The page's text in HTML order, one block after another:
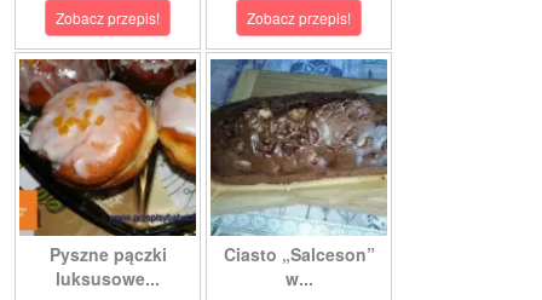
Zobacz przepis! Zobacz przepis!
Pyszne pączki
luksusowe...
Ciasto „Salceson”
w...